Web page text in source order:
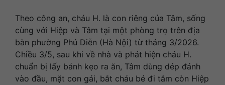
Theo công an, cháu H. là con riêng của Tâm, sống
cùng với Hiệp và Tâm tại một phòng trọ trên địa
bàn phường Phú Diễn (Hà Nội) từ tháng 3/2026.
Chiều 3/5, sau khi về nhà và phát hiện cháu H.
chuẩn bị lấy bánh kẹo ra ăn, Tâm dùng dép đánh
vào đầu, mặt con gái, bắt cháu bé đi tắm còn Hiệp